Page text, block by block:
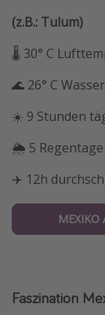
(z.B.: Tulum)
🌡 30° C
🌊 26° C
☀️ 9 Stunden
🌦 5 Regentage
✈️ 12h
MEXIKO
Faszination